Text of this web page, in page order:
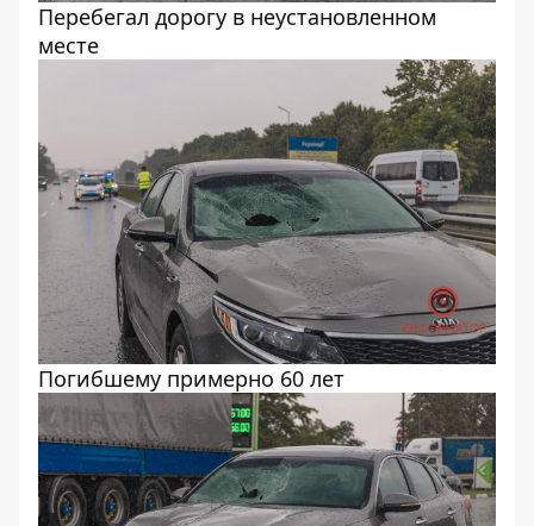
Перебегал дорогу в неустановленном
месте
Погибшему примерно 60 лет